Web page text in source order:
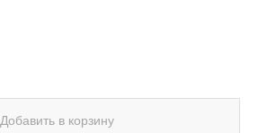
Добавить в корзину